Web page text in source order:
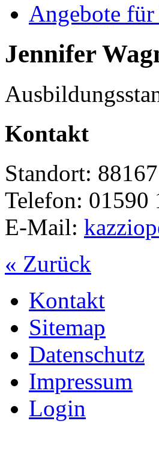
Angebote
Jennifer
Kontakt
Standort:
Telefon: 01590
E-Mail:
« Zurück
Kontakt
Sitemap
Datenschutz
Impressum
Login